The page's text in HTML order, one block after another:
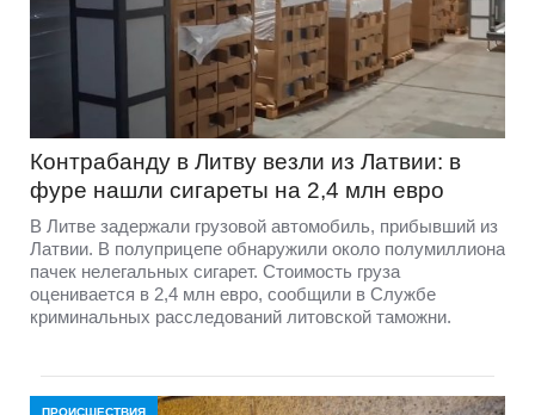
Контрабанду в Литву везли из Латвии: в
фуре нашли сигареты на 2,4 млн евро
В Литве задержали грузовой автомобиль, прибывший из
Латвии. В полуприцепе обнаружили около полумиллиона
пачек нелегальных сигарет. Стоимость груза
оценивается в 2,4 млн евро, сообщили в Службе
криминальных расследований литовской таможни.
ПРОИСШЕСТВИЯ